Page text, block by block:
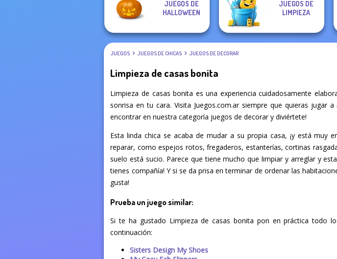
JUEGOS DE
HALLOWEEN
JUEGOS DE
LIMPIEZA
JUEGOS JUEGOS DE CHICAS JUEGOS DE DECORAR
Limpieza de casas bonita
Limpieza de casas bonita es una experiencia cuidadosamente
sonrisa en tu cara. Visita Juegos.com.ar siempre que quieras jugar
encontrar en nuestra categoría juegos de decorar y diviértete!
Esta linda chica se acaba de mudar a su propia casa, ¡y está muy
reparar, como espejos rotos, fregaderos, estanterías, cortinas
suelo está sucio. Parece que tiene mucho que limpiar y arreglar y
tienes compañía! Y si se da prisa en terminar de ordenar las
gusta!
Prueba un juego similar:
Si te ha gustado Limpieza de casas bonita pon en práctica todo
continuación:
Sisters Design My Shoes